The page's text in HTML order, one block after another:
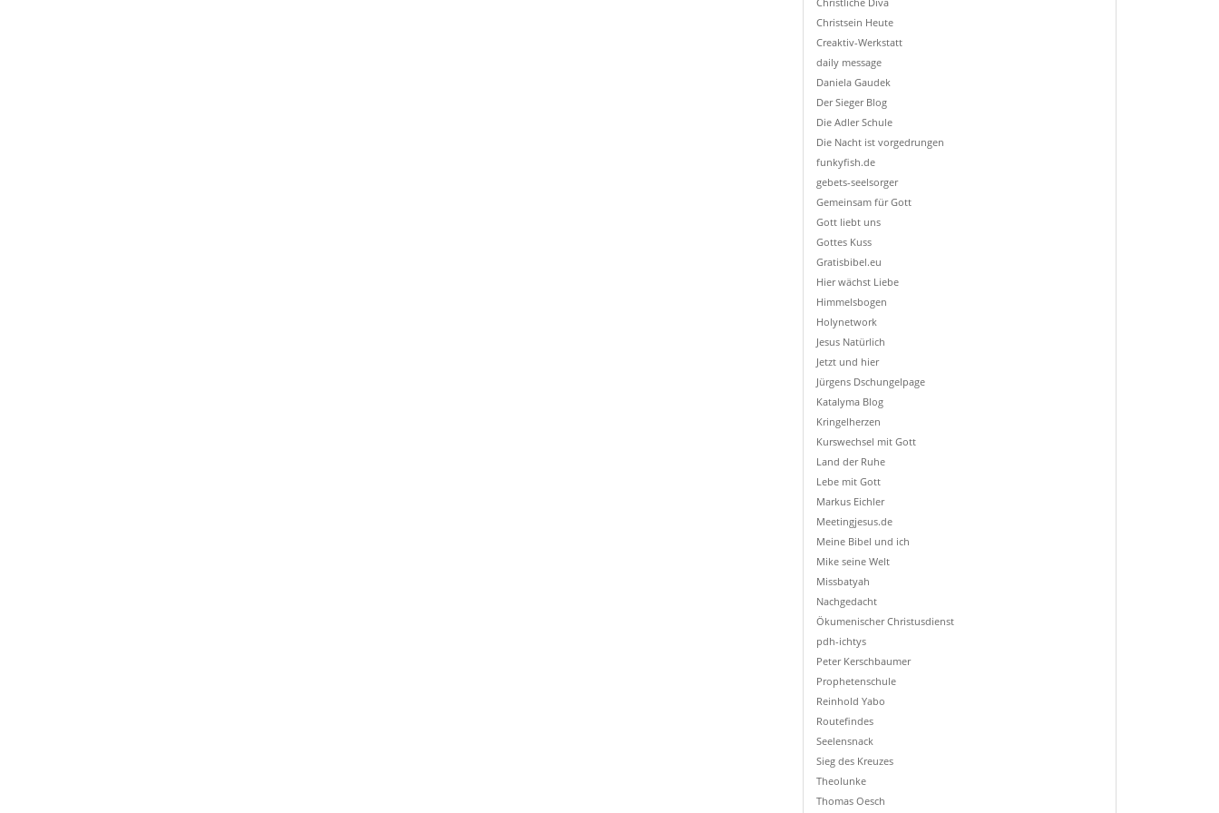
Christsein Heute
Creaktiv-Werkstatt
daily message
Daniela Gaudek
Der Sieger Blog
Die Adler Schule
Die Nacht ist vorgedrungen
funkyfish.de
gebets-seelsorger
Gemeinsam für Gott
Gott liebt uns
Gottes Kuss
Gratisbibel.eu
Hier wächst Liebe
Himmelsbogen
Holynetwork
Jesus Natürlich
Jetzt und hier
Jürgens Dschungelpage
Katalyma Blog
Kringelherzen
Kurswechsel mit Gott
Land der Ruhe
Lebe mit Gott
Markus Eichler
Meetingjesus.de
Meine Bibel und ich
Mike seine Welt
Missbatyah
Nachgedacht
Ökumenischer Christusdienst
pdh-ichtys
Peter Kerschbaumer
Prophetenschule
Reinhold Yabo
Routefindes
Seelensnack
Sieg des Kreuzes
Theolunke
Thomas Oesch